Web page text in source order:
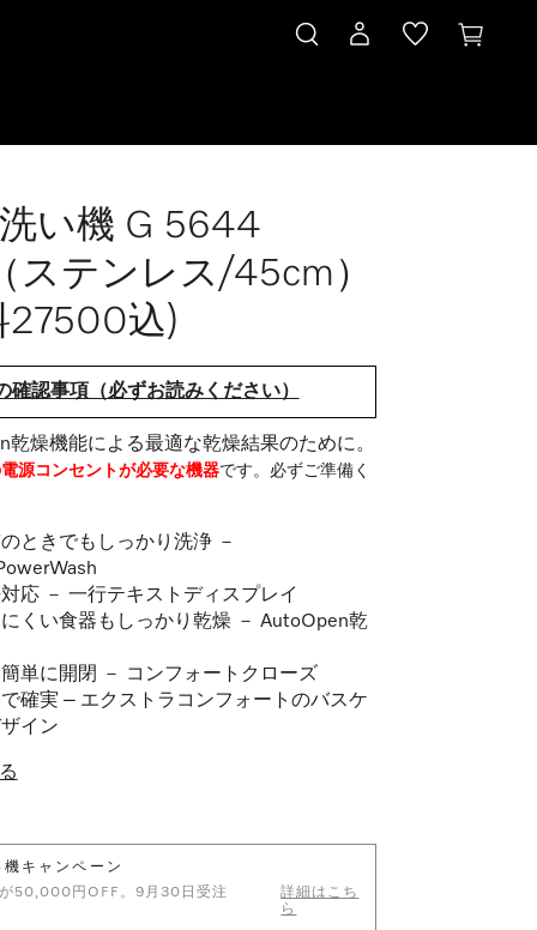
テンレス/45cm）(送料27500込)
い機 G 5644
ステンレス/45cm）
27500込)
確認事項（必ずお読みください）
乾燥機能による最適な乾燥結果のために。
源コンセントが必要な機器です。必ずご準備く
ときでもしっかり洗浄 －
応 － 一行テキストディスプレイ
くい食器もしっかり乾燥 － AutoOpen乾
簡単に開閉 － コンフォートクローズ
確実 – エクストラコンフォートのバスケ
イン
キャンペーン
50,000円OFF。9月30日受注
詳細はこち
ら